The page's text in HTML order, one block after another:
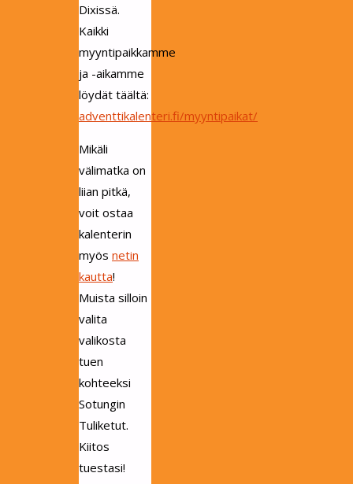
Dixissä.
Kaikki
myyntipaikkamme
ja -aikamme
löydät täältä:
adventtikalenteri.fi/myyntipaikat/
Mikäli
välimatka on
liian pitkä,
voit ostaa
kalenterin
myös netin
kautta!
Muista silloin
valita
valikosta
tuen
kohteeksi
Sotungin
Tuliketut.
Kiitos
tuestasi!